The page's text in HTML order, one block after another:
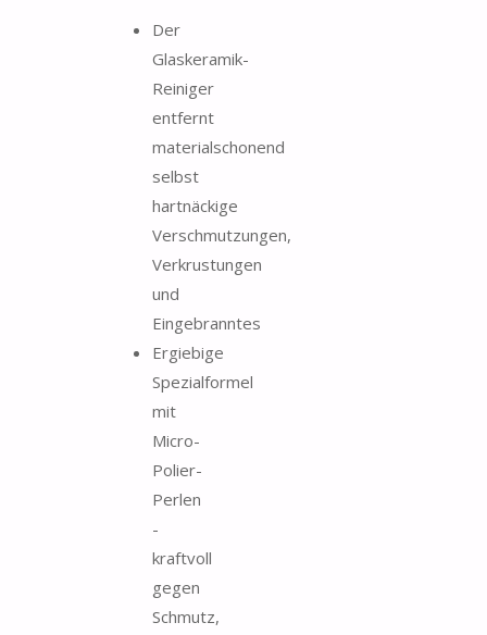
Der
Glaskeramik-
Reiniger
entfernt
materialschonend
selbst
hartnäckige
Verschmutzungen,
Verkrustungen
und
Eingebranntes
Ergiebige
Spezialformel
mit
Micro-
Polier-
Perlen
-
kraftvoll
gegen
Schmutz,